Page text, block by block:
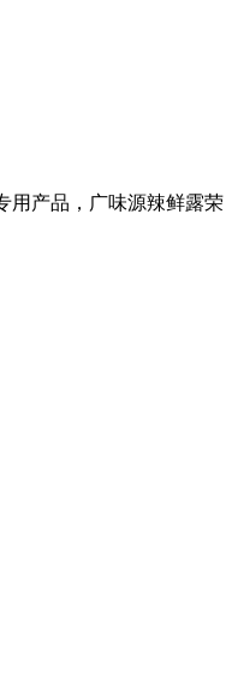
用产品，广味源辣鲜露荣